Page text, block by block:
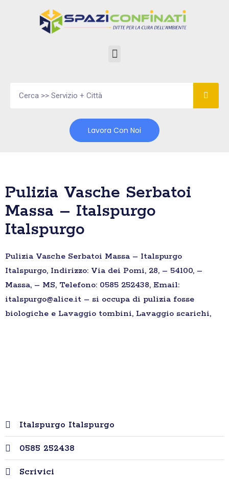
Lavora Con Noi
Pulizia Vasche Serbatoi
Massa – Italspurgo
Italspurgo
Pulizia Vasche Serbatoi Massa – Italspurgo
Italspurgo, Indirizzo: Via dei Pomi, 28, – 54100, –
Massa, – MS, Telefono: 0585 252438, Email:
italspurgo@alice.it – si occupa di pulizia fosse
biologiche e Lavaggio tombini, Lavaggio scarichi,
Italspurgo Italspurgo
0585 252438
Scrivici